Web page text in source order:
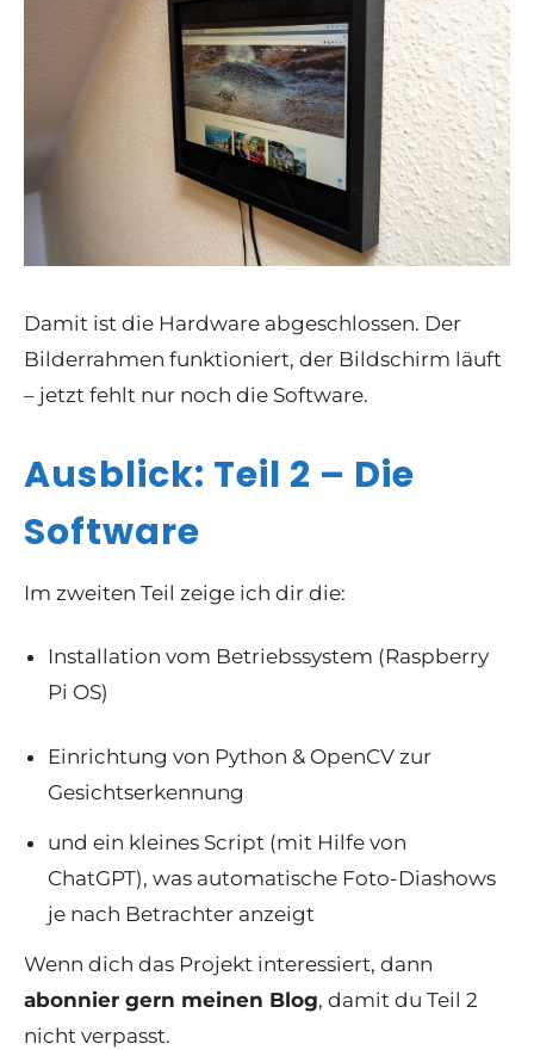
Damit ist die Hardware abgeschlossen. Der
Bilderrahmen funktioniert, der Bildschirm läuft
– jetzt fehlt nur noch die Software.
Ausblick: Teil 2 – Die
Software
Im zweiten Teil zeige ich dir die:
Installation vom Betriebssystem (Raspberry
Pi OS)
Einrichtung von Python & OpenCV zur
Gesichtserkennung
und ein kleines Script (mit Hilfe von
ChatGPT), was automatische Foto-Diashows
je nach Betrachter anzeigt
Wenn dich das Projekt interessiert, dann
abonnier gern meinen Blog, damit du Teil 2
nicht verpasst.